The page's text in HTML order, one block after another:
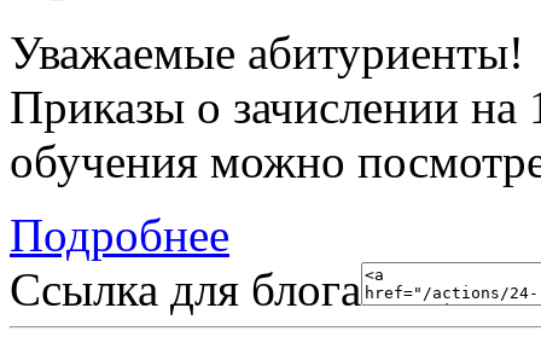
Уважаемые абитуриенты!
Приказы о зачислении
обучения можно
Подробнее
Ссылка для блога